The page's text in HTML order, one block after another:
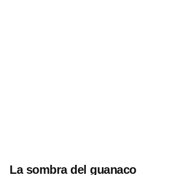
La sombra del guanaco